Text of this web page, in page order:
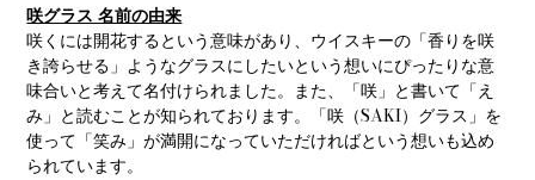
咲グラス 名前の由来
咲くには開花するという意味があり、ウイスキーの「香りを咲
き誇らせる」ようなグラスにしたいという想いにぴったりな意
味合いと考えて名付けられました。また、「咲」と書いて「え
み」と読むことが知られております。「咲（SAKI）グラス」を
使って「笑み」が満開になっていただければという想いも込め
られています。